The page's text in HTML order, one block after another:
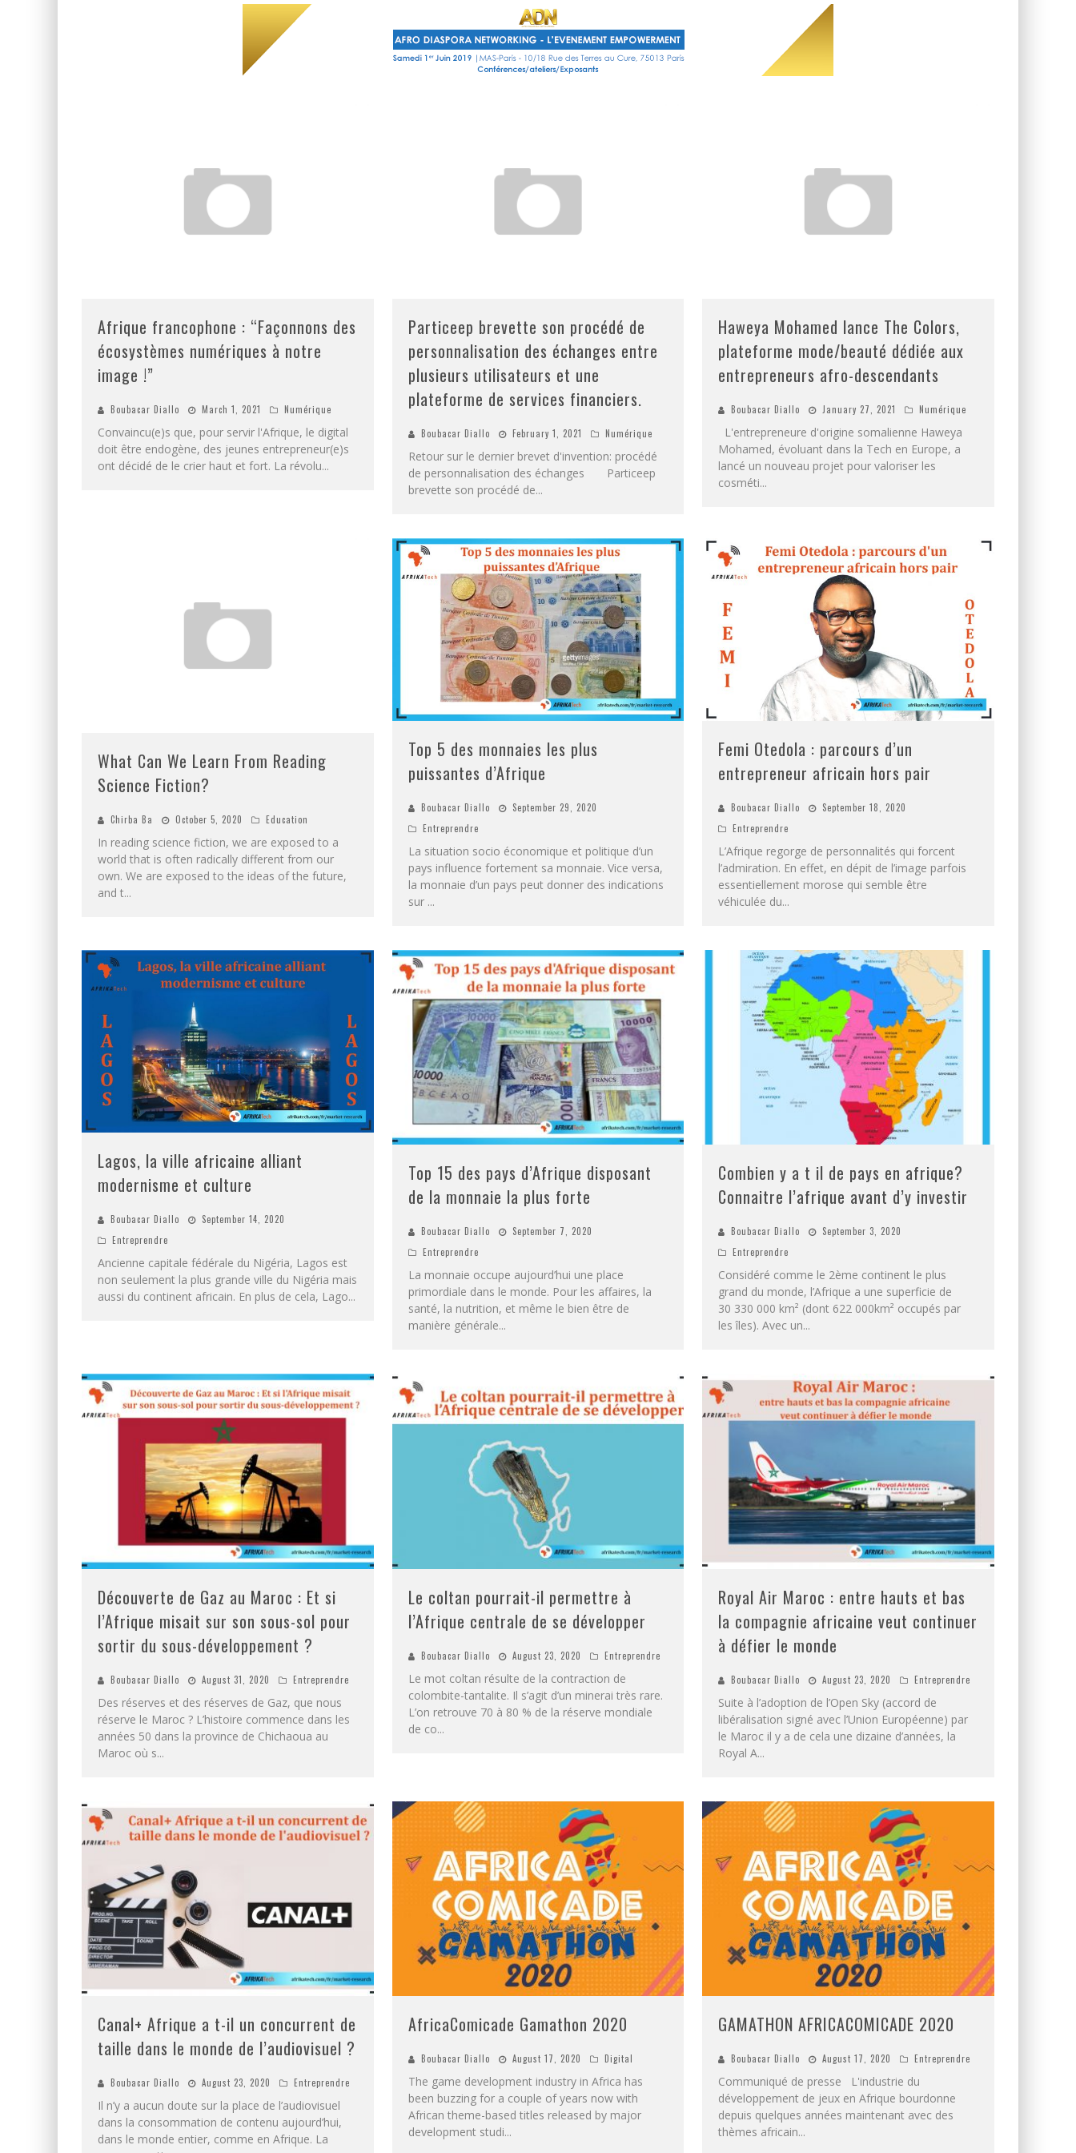
Afrique francophone : “Façonnons des
écosystèmes numériques à notre
image !”
Boubacar Diallo March 1, 2021 Numérique
Convaincu(e)s que, pour servir l'Afrique, le digital
doit être endogène, des jeunes entrepreneur(e)s
ont décidé de le crier haut et fort. La révolu...
Particeep brevette son procédé de
personnalisation des échanges entre
plusieurs utilisateurs et une
plateforme de services financiers.
Boubacar Diallo February 1, 2021 Numérique
Retour sur le dernier brevet d'invention: procédé
de personnalisation des échanges Particeep
brevette son procédé de...
Haweya Mohamed lance The Colors,
plateforme mode/beauté dédiée aux
entrepreneurs afro-descendants
Boubacar Diallo January 27, 2021 Numérique
L'entrepreneure d'origine somalienne Haweya
Mohamed, évoluant dans la Tech en Europe, a
lancé un nouveau projet pour valoriser les
cosméti...
What Can We Learn From Reading
Science Fiction?
Chirba Ba October 5, 2020 Education
In reading science fiction, we are exposed to a
world that is often radically different from our
own. We are exposed to the ideas of the future,
and t...
Top 5 des monnaies les plus
puissantes d’Afrique
Boubacar Diallo
September 29, 2020
Entreprendre
La situation socio économique et politique d’un
pays influence fortement sa monnaie. Vice versa,
la monnaie d’un pays peut donner des indications
sur ...
Femi Otedola : parcours d’un
entrepreneur africain hors pair
Boubacar Diallo
September 18, 2020
Entreprendre
L’Afrique regorge de personnalités qui forcent
l’admiration. En effet, en dépit de l’image parfois
essentiellement morose qui semble être
véhiculée du...
Lagos, la ville africaine alliant
modernisme et culture
Boubacar Diallo
September 14, 2020
Entreprendre
Ancienne capitale fédérale du Nigéria, Lagos est
non seulement la plus grande ville du Nigéria mais
aussi du continent africain. En plus de cela, Lago...
Top 15 des pays d’Afrique disposant
de la monnaie la plus forte
Boubacar Diallo
September 7, 2020
Entreprendre
La monnaie occupe aujourd’hui une place
primordiale dans le monde. Pour les affaires, la
santé, la nutrition, et même le bien être de
manière générale...
Combien y a t il de pays en afrique?
Connaitre l’afrique avant d’y investir
Boubacar Diallo
September 3, 2020
Entreprendre
Considéré comme le 2ème continent le plus
grand du monde, l’Afrique a une superficie de
30 330 000 km² (dont 622 000km² occupés par
les îles). Avec un...
Découverte de Gaz au Maroc : Et si
l’Afrique misait sur son sous-sol pour
sortir du sous-développement ?
Boubacar Diallo August 31, 2020 Entreprendre
Des réserves et des réserves de Gaz, que nous
réserve le Maroc ? L’histoire commence dans les
années 50 dans la province de Chichaoua au
Maroc où s...
Le coltan pourrait-il permettre à
l’Afrique centrale de se développer
Boubacar Diallo August 23, 2020 Entreprendre
Le mot coltan résulte de la contraction de
colombite-tantalite. Il s’agit d’un minerai très rare.
L’on retrouve 70 à 80 % de la réserve mondiale
de co...
Royal Air Maroc : entre hauts et bas
la compagnie africaine veut continuer
à défier le monde
Boubacar Diallo August 23, 2020 Entreprendre
Suite à l’adoption de l’Open Sky (accord de
libéralisation signé avec l’Union Européenne) par
le Maroc il y a de cela une dizaine d’années, la
Royal A...
Canal+ Afrique a t-il un concurrent de
taille dans le monde de l’audiovisuel ?
Boubacar Diallo August 23, 2020 Entreprendre
Il n’y a aucun doute sur la place de l’audiovisuel
dans la consommation de contenu aujourd’hui,
dans le monde entier, comme en Afrique. La
AfricaComicade Gamathon 2020
Boubacar Diallo August 17, 2020 Digital
The game development industry in Africa has
been buzzing for a couple of years now with
African theme-based titles released by major
development studi...
GAMATHON AFRICACOMICADE 2020
Boubacar Diallo August 17, 2020 Entreprendre
Communiqué de presse L'industrie du
développement de jeux en Afrique bourdonne
depuis quelques années maintenant avec des
thèmes africain...